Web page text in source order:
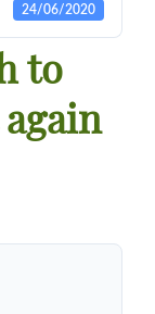
24/06/2020
to